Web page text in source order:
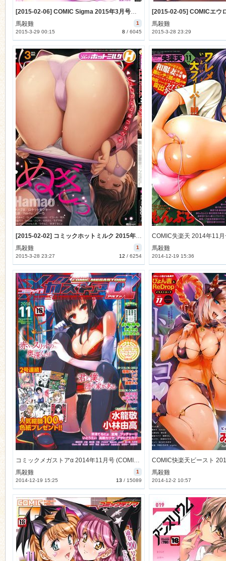
[2015-02-06] COMIC Sigma 2015年3月号増刊 (comic sigma 2015-3)
1
馬殺雞
8 / 6045
2015-3-29 00:15
馬殺雞
2015-3-28 23:29
[2015-02-02] コミックホットミルク 2015年3月号 (comic hotmilk 2015-3)
1
馬殺雞
12 / 6254
2015-3-28 23:27
馬殺雞
2014-12-19 15:36
コミックメガストアα 2014年11月号 (COMIC Megastore Alpha 2014-11)
1
馬殺雞
13 / 15089
2014-12-19 15:25
馬殺雞
2014-12-2 10:57